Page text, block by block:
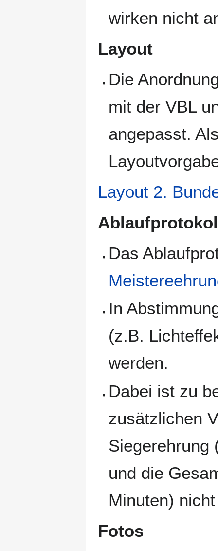
wirken nicht
Layout
Die
mit der VBL
angepasst.
Layout 2.
Das
In
(z.B.
werden.
Dabei ist zu
zusätzlichen
Siegerehrung
und die
Minuten)
Fotos